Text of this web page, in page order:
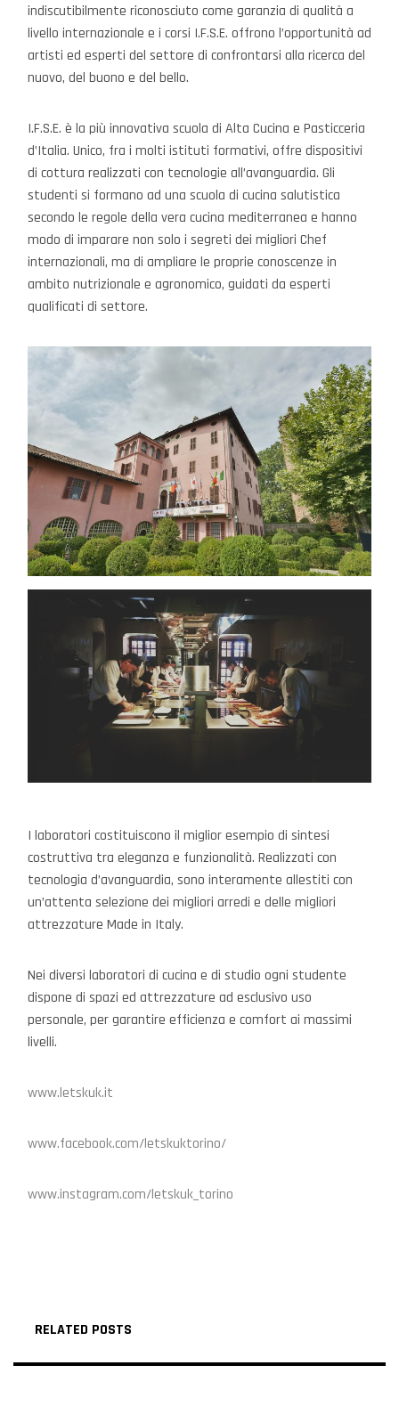
indiscutibilmente riconosciuto come garanzia di qualità a
livello internazionale e i corsi I.F.S.E. offrono l’opportunità ad
artisti ed esperti del settore di confrontarsi alla ricerca del
nuovo, del buono e del bello.
I.F.S.E. è la più innovativa scuola di Alta Cucina e Pasticceria
d’Italia. Unico, fra i molti istituti formativi, offre dispositivi
di cottura realizzati con tecnologie all’avanguardia. Gli
studenti si formano ad una scuola di cucina salutistica
secondo le regole della vera cucina mediterranea e hanno
modo di imparare non solo i segreti dei migliori Chef
internazionali, ma di ampliare le proprie conoscenze in
ambito nutrizionale e agronomico, guidati da esperti
qualificati di settore.
I laboratori costituiscono il miglior esempio di sintesi
costruttiva tra eleganza e funzionalità. Realizzati con
tecnologia d’avanguardia, sono interamente allestiti con
un’attenta selezione dei migliori arredi e delle migliori
attrezzature Made in Italy.
Nei diversi laboratori di cucina e di studio ogni studente
dispone di spazi ed attrezzature ad esclusivo uso
personale, per garantire efficienza e comfort ai massimi
livelli.
www.letskuk.it
www.facebook.com/letskuktorino/
www.instagram.com/letskuk_torino
RELATED POSTS